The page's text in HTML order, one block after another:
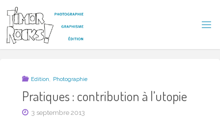
content
IM
O
C
Edition Photographie
Pratiques : contribution à l’utopie
3 septembre 2013